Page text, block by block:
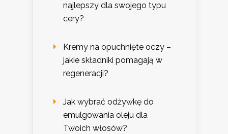
najlepszy dla swojego typu
cery?
Kremy na opuchnięte oczy –
jakie składniki pomagają w
regeneracji?
Jak wybrać odżywkę do
emulgowania oleju dla
Twoich włosów?